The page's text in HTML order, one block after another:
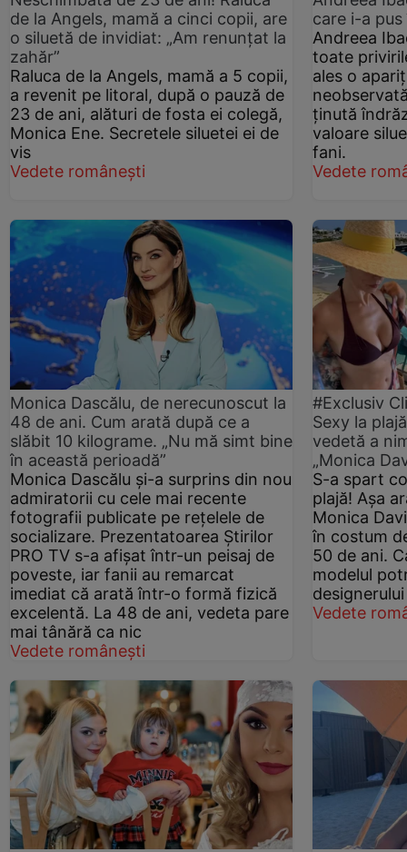
de la Angels, mamă a cinci copii, are
o siluetă de invidiat: „Am renunțat la
zahăr”
Raluca de la Angels, mamă a 5 copii,
a revenit pe litoral, după o pauză de
23 de ani, alături de fosta ei colegă,
Monica Ene. Secretele siluetei ei de
vis
Vedete românești
care i-a
Andreea
toate
ales o
ținută
valoare
fani.
Vedete
Monica Dascălu, de nerecunoscut la
48 de ani. Cum arată după ce a
slăbit 10 kilograme. „Nu mă simt bine
în această perioadă”
Monica Dascălu și-a surprins din nou
admiratorii cu cele mai recente
fotografii publicate pe rețelele de
socializare. Prezentatoarea Știrilor
PRO TV s-a afișat într-un peisaj de
poveste, iar fanii au remarcat
imediat că arată într-o formă fizică
excelentă. La 48 de ani, vedeta pare
mai tânără ca nic
Vedete românești
#Exclusiv
Sexy la
vedetă a
„Monica
S-a spart
plajă! Așa
Monica
în costum
50 de ani.
modelul
Vedete